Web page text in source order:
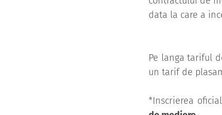
data la care a
Pe langa tariful
un tarif de
*Inscrierea